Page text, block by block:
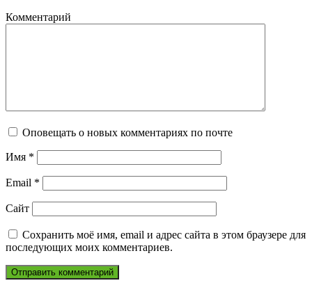
Комментарий
Оповещать о новых комментариях по почте
Имя *
Email *
Сайт
Сохранить моё имя, email и адрес сайта в этом браузере для
последующих моих комментариев.